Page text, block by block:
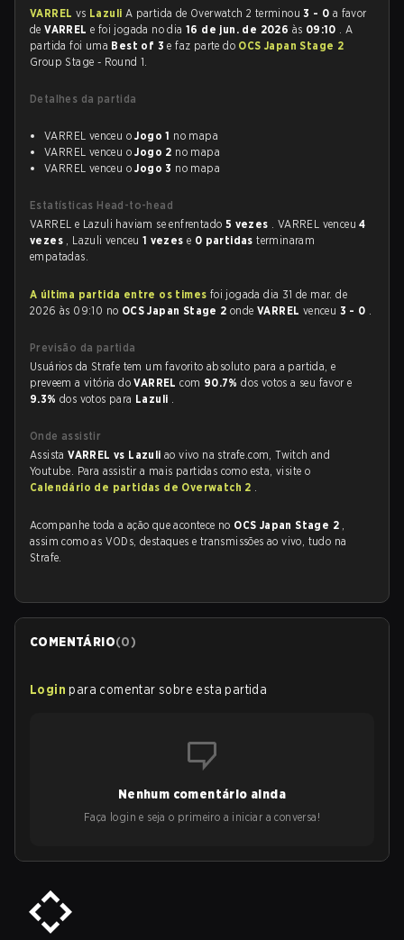
VARREL vs Lazuli A partida de Overwatch 2 terminou3 - 0 a favor
deVARRELe foi jogada no dia16 de jun. de 2026 às 09:10 . A
partida foi uma Best of 3e faz parte do OCS Japan Stage 2
Group Stage - Round 1.
Detalhes da partida
VARREL venceu oJogo 1 no mapa
VARREL venceu oJogo 2 no mapa
VARREL venceu oJogo 3 no mapa
Estatísticas Head-to-head
VARREL e Lazuli haviam se enfrentado 5 vezes . VARREL venceu4
vezes , Lazuli venceu 1 vezese 0 partidasterminaram
empatadas.
A última partida entre os times foi jogada dia 31 de mar. de
2026 às 09:10 no OCS Japan Stage 2ondeVARREL venceu 3 - 0 .
Previsão da partida
Usuários da Strafe tem um favorito absoluto para a partida, e
preveem a vitória doVARRELcom 90.7%dos votos a seu favor e
9.3% dos votos para Lazuli .
Onde assistir
AssistaVARREL vs Lazuliao vivo na strafe.com, Twitch and
Youtube. Para assistir a mais partidas como esta, visite o
Calendário de partidas de Overwatch 2 .
Acompanhe toda a ação que acontece no OCS Japan Stage 2 ,
assim como as VODs, destaques e transmissões ao vivo, tudo na
Strafe.
COMENTÁRIO(0)
Login para comentar sobre esta partida
Nenhum comentário ainda
Faça login e seja o primeiro a iniciar a conversa!